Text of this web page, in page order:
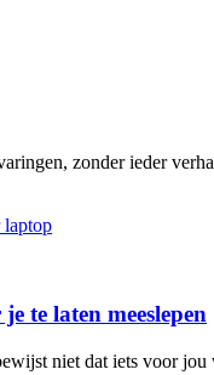
zonder ieder
te laten meeslepen
niet dat iets voor